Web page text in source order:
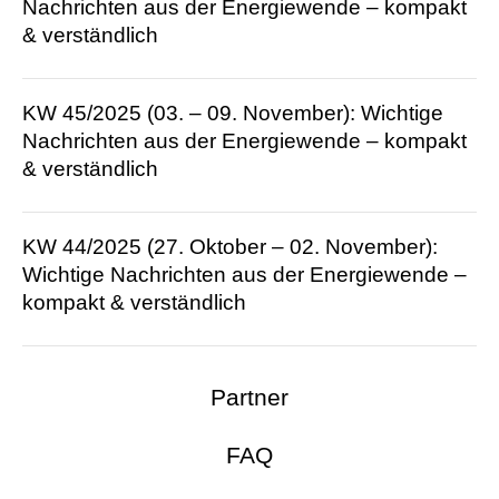
Nachrichten aus der Energie­wende – kompakt
& verständlich
KW 45/2025 (03. – 09. November): Wichtige
Nachrichten aus der Energie­wende – kompakt
& verständlich
KW 44/2025 (27. Oktober – 02. November):
Wichtige Nachrichten aus der Energie­wende –
kompakt & verständlich
Partner
FAQ